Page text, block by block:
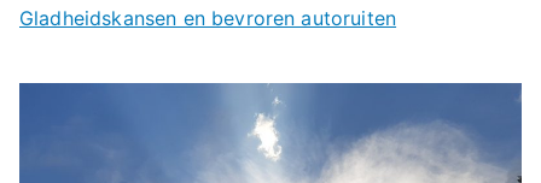
Gladheidskansen en bevroren autoruiten